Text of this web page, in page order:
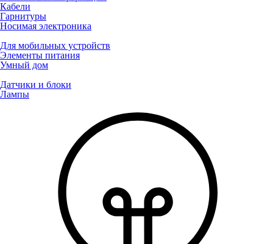
Кабели
Гарнитуры
Носимая электроника
Для мобильных устройств
Элементы питания
Умный дом
Датчики и блоки
Лампы